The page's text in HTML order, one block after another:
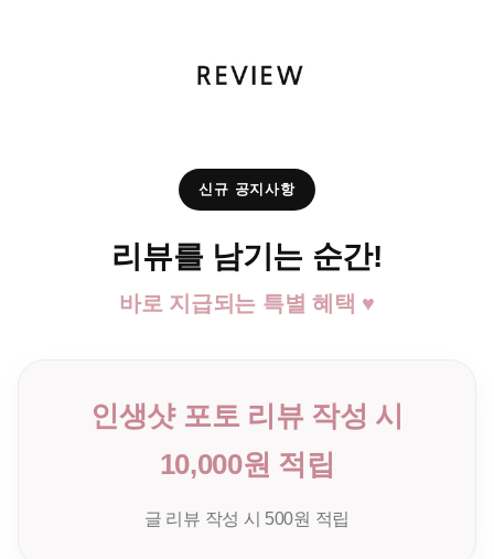
신규 공지사항
리뷰를 남기는 순간!
바로 지급되는 특별 혜택 ♥
인생샷 포토 리뷰 작성 시
10,000원 적립
글 리뷰 작성 시 500원 적립